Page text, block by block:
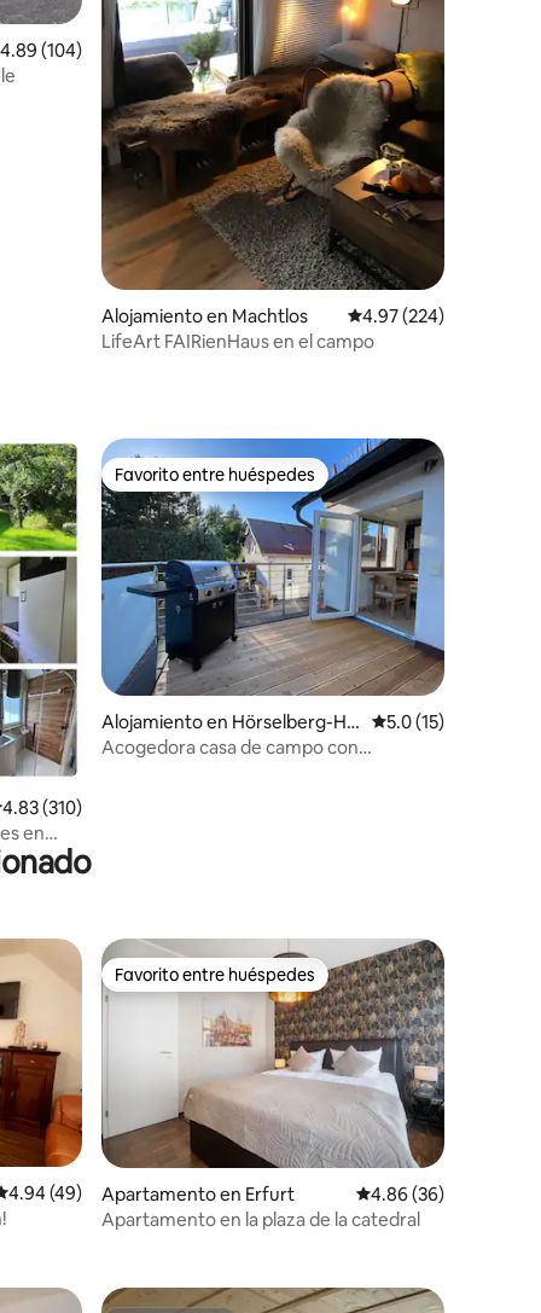
promedio: 4.89 de 5, 104 reseñas
4.89 (104)
Alojamiento en Machtlos Calificación promedio:
4.97 (224)
LifeArt FAIRienHaus en el campo
promedio: 4.83 de 5, 310 reseñas
4.83 (310)
en
de
Favorito entre huéspedes
Favorito entre huéspedes
Alojamiento en Hörselberg-Hai
nich
Calificación
5.0 (15)
Acogedora casa de campo con
promedio: 4.94 de 5, 49 reseñas
4.94 (49)
Favorito entre huéspedes
Favorito entre huéspedes
Apartamento en Erfurt Calificación
4.86 (36)
Apartamento en la plaza de la catedral